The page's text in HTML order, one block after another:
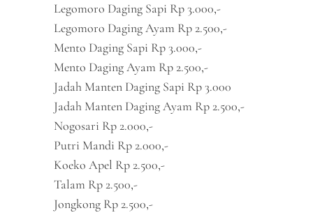
Legomoro Daging Sapi Rp 3.000,-
Legomoro Daging Ayam Rp 2.500,-
Mento Daging Sapi Rp 3.000,-
Mento Daging Ayam Rp 2.500,-
Jadah Manten Daging Sapi Rp 3.000
Jadah Manten Daging Ayam Rp 2.500,-
Nogosari Rp 2.000,-
Putri Mandi Rp 2.000,-
Koeko Apel Rp 2.500,-
Talam Rp 2.500,-
Jongkong Rp 2.500,-